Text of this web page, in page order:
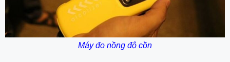
Máy đo nồng độ cồn